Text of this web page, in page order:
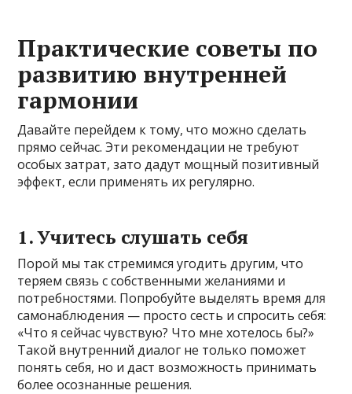
Практические советы по
развитию внутренней
гармонии
Давайте перейдем к тому, что можно сделать
прямо сейчас. Эти рекомендации не требуют
особых затрат, зато дадут мощный позитивный
эффект, если применять их регулярно.
1. Учитесь слушать себя
Порой мы так стремимся угодить другим, что
теряем связь с собственными желаниями и
потребностями. Попробуйте выделять время для
самонаблюдения — просто сесть и спросить себя:
«Что я сейчас чувствую? Что мне хотелось бы?»
Такой внутренний диалог не только поможет
понять себя, но и даст возможность принимать
более осознанные решения.